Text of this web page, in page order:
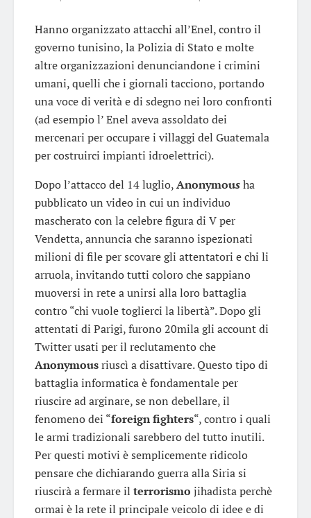
Hanno organizzato attacchi all’Enel, contro il
governo tunisino, la Polizia di Stato e molte
altre organizzazioni denunciandone i crimini
umani, quelli che i giornali tacciono, portando
una voce di verità e di sdegno nei loro confronti
(ad esempio l’ Enel aveva assoldato dei
mercenari per occupare i villaggi del Guatemala
per costruirci impianti idroelettrici).
Dopo l’attacco del 14 luglio,Anonymousha
pubblicato un video in cui un individuo
mascherato con la celebre figura di V per
Vendetta, annuncia che saranno ispezionati
milioni di file per scovare gli attentatori e chi li
arruola, invitando tutti coloro che sappiano
muoversi in rete a unirsi alla loro battaglia
contro “chi vuole toglierci la libertà”. Dopo gli
attentati di Parigi, furono 20mila gli account di
Twitter usati per il reclutamento che
Anonymousriuscì a disattivare. Questo tipo di
battaglia informatica è fondamentale per
riuscire ad arginare, se non debellare, il
fenomeno dei “foreign fighters“, contro i quali
le armi tradizionali sarebbero del tutto inutili.
Per questi motivi è semplicemente ridicolo
pensare che dichiarando guerra alla Siria si
riuscirà a fermare il terrorismo jihadista perchè
ormai è la rete il principale veicolo di idee e di